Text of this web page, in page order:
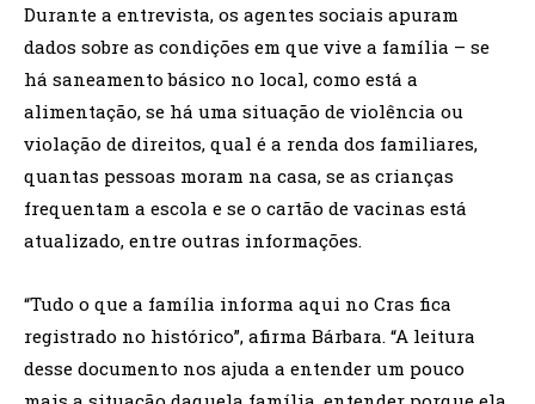
Durante a entrevista, os agentes sociais apuram
dados sobre as condições em que vive a família – se
há saneamento básico no local, como está a
alimentação, se há uma situação de violência ou
violação de direitos, qual é a renda dos familiares,
quantas pessoas moram na casa, se as crianças
frequentam a escola e se o cartão de vacinas está
atualizado, entre outras informações.
“Tudo o que a família informa aqui no Cras fica
registrado no histórico”, afirma Bárbara. “A leitura
desse documento nos ajuda a entender um pouco